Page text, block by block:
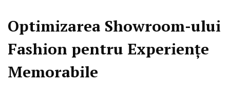
Optimizarea Showroom-ului
Fashion pentru Experiențe
Memorabile